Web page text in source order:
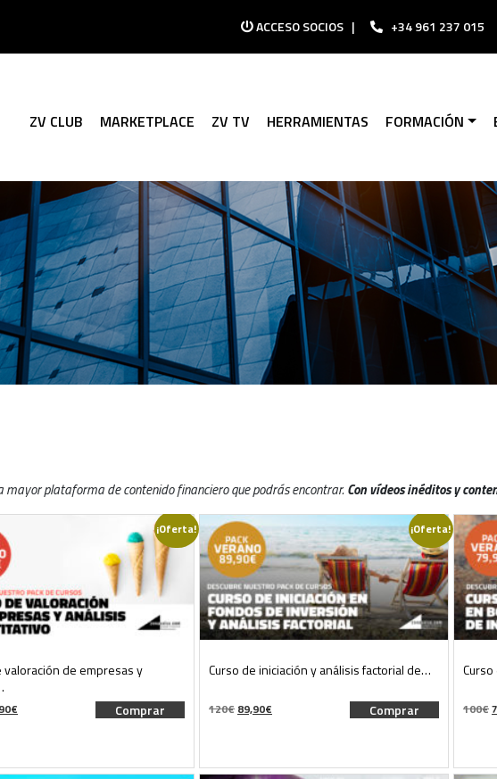
ACCESO SOCIOS | +34 961 237 015
ZV CLUB MARKETPLACE ZV TV HERRAMIENTAS FORMACIÓN
plataforma de contenido financiero que podrás encontrar.Con vídeos inéditos y
¡Oferta!
valoración de empresas y
€
89,90€.
Comprar
¡Oferta!
Curso de iniciación y análisis factorial de…
120€ El
120€.
89,90€
89,90€.
Comprar 100€